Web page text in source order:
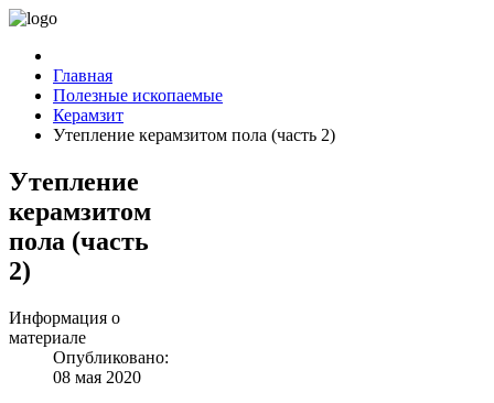
Главная
Полезные ископаемые
Керамзит
Утепление керамзитом пола (часть 2)
Утепление
керамзитом
пола (часть
2)
Информация о
материале
Опубликовано:
08 мая 2020